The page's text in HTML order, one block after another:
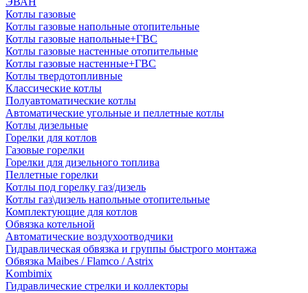
Котлы газовые
Котлы газовые напольные отопительные
Котлы газовые напольные+ГВС
Котлы газовые настенные отопительные
Котлы газовые настенные+ГВС
Котлы твердотопливные
Классические котлы
Полуавтоматические котлы
Автоматические угольные и пеллетные котлы
Котлы дизельные
Горелки для котлов
Газовые горелки
Горелки для дизельного топлива
Пеллетные горелки
Котлы под горелку газ/дизель
Котлы газ\дизель напольные отопительные
Комплектующие для котлов
Обвязка котельной
Автоматические воздухоотводчики
Гидравлическая обвязка и группы быстрого монтажа
Обвязка Maibes / Flamco / Astrix
Kombimix
Гидравлические стрелки и коллекторы